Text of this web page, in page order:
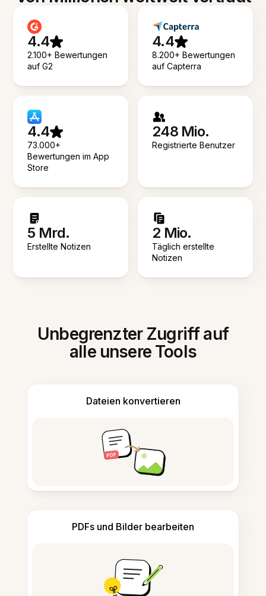
4.4
2.100+ Bewertungen
auf G2
4.4
8.200+ Bewertungen
auf Capterra
4.4
73.000+
Bewertungen im App
Store
248 Mio.
Registrierte Benutzer
5 Mrd.
Erstellte Notizen
2 Mio.
Täglich erstellte
Notizen
Unbegrenzter Zugriff auf
alle unsere Tools
Dateien konvertieren
PDFs und Bilder bearbeiten